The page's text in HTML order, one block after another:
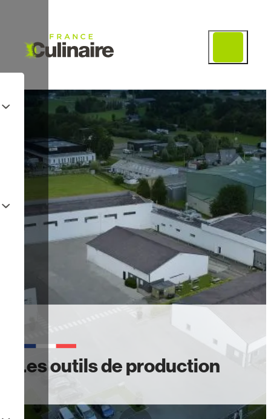
Les outils de production